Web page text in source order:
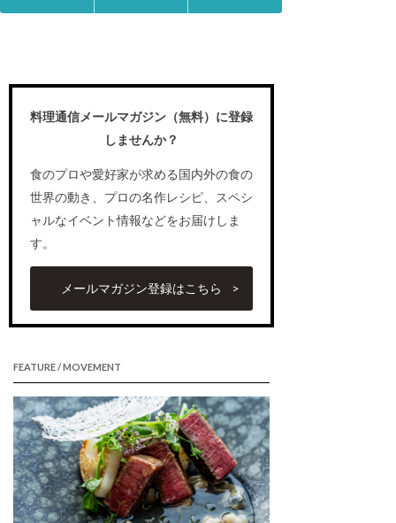
料理通信メールマガジン（無料）に登録
しませんか？
食のプロや愛好家が求める国内外の食の
世界の動き、プロの名作レシピ、スペシ
ャルなイベント情報などをお届けしま
す。
メールマガジン登録はこちら
FEATURE / MOVEMENT